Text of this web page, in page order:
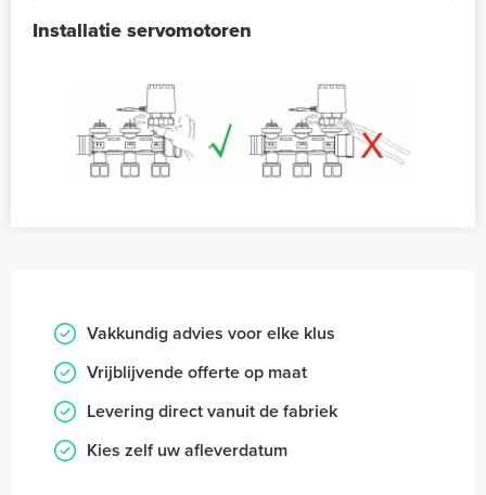
Installatie servomotoren
Vakkundig advies voor elke klus
Vrijblijvende offerte op maat
Levering direct vanuit de fabriek
Kies zelf uw afleverdatum